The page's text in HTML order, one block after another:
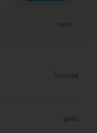
ขยาย
โหลดเลย
ดูเพิ่ม